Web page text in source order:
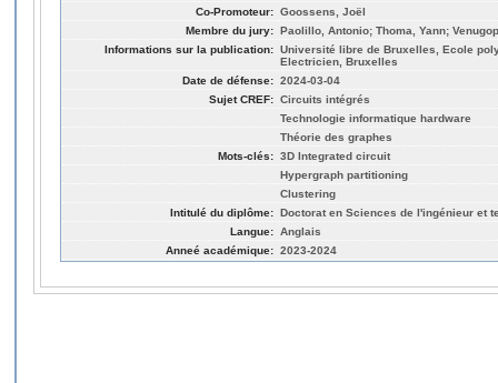
Co-Promoteur: Goossens, Joël
Membre du jury: Paolillo, Antonio; Thoma, Yann;
Informations sur la publication: Université libre de Bruxelles, Ecole
Electricien, Bruxelles
Date de défense: 2024-03-04
Sujet CREF: Circuits intégrés
Technologie informatique hardware
Théorie des graphes
Mots-clés: 3D Integrated circuit
Hypergraph partitioning
Clustering
Intitulé du diplôme: Doctorat en Sciences de l'ingénieur et
Langue: Anglais
Anneé académique: 2023-2024